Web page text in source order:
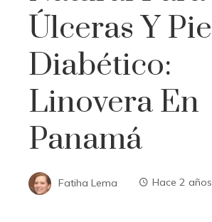
Úlceras Y Pie
Diabético:
Linovera En
Panamá
Fatiha Lema Hace 2 años